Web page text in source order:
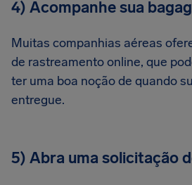
4) Acompanhe sua
Muitas companhias aéreas
de rastreamento online, que
ter uma boa noção de quando
entregue.
5) Abra uma solicitação